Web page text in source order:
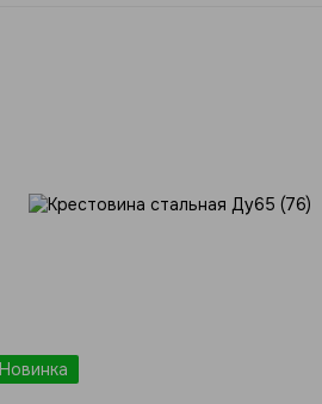
Новинка